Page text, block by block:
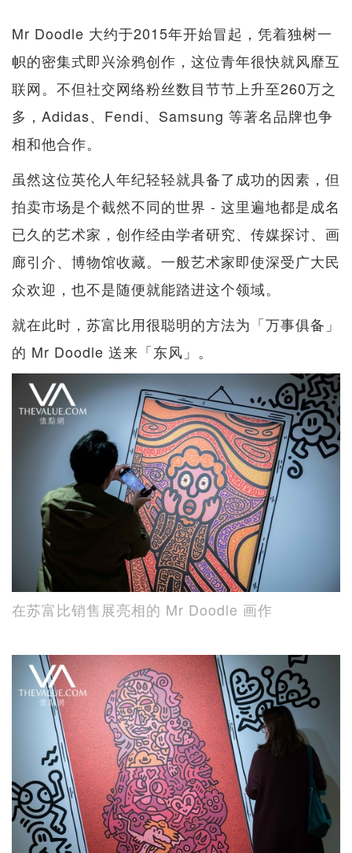
Mr Doodle 大约于2015年开始冒起，凭着独树一
帜的密集式即兴涂鸦创作，这位青年很快就风靡互
联网。不但社交网络粉丝数目节节上升至260万之
多，Adidas、Fendi、Samsung 等著名品牌也争
相和他合作。
虽然这位英伦人年纪轻轻就具备了成功的因素，但
拍卖市场是个截然不同的世界 - 这里遍地都是成名
已久的艺术家，创作经由学者研究、传媒探讨、画
廊引介、博物馆收藏。一般艺术家即使深受广大民
众欢迎，也不是随便就能踏进这个领域。
就在此时，苏富比用很聪明的方法为「万事俱备」
的 Mr Doodle 送来「东风」。
在苏富比销售展亮相的 Mr Doodle 画作